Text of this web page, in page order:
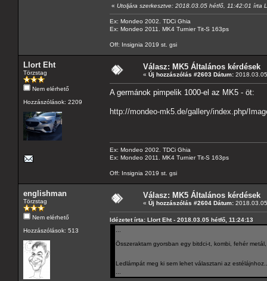
« Utoljára szerkesztve: 2018.03.05 hétfő, 11:42:01 írta
Ex: Mondeo 2002. TDCi Ghia
Ex: Mondeo 2011. MK4 Turnier Tit-S 163ps
Off: Insignia 2019 st. gsi
Llort Eht
Törzstag
Nem elérhető
Hozzászólások: 2209
Válasz: MK5 Általános kérdések
« Új hozzászólás #2603 Dátum:
A germánok pimpelik 1000-el az MK5 - öt:
http://mondeo-mk5.de/gallery/index.php/
Ex: Mondeo 2002. TDCi Ghia
Ex: Mondeo 2011. MK4 Turnier Tit-S 163ps
Off: Insignia 2019 st. gsi
englishman
Törzstag
Nem elérhető
Hozzászólások: 513
Válasz: MK5 Általános kérdések
« Új hozzászólás #2604 Dátum:
Idézetet írta: Llort Eht - 2018.03.05 hétfő, 11:24:13
Összeraktam gyorsban egy bitdci-t, kombi, fehér
Ledlámpát meg ki sem lehet választani az